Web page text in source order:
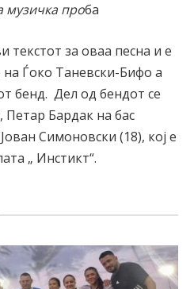
музичка проба
за оваа песна и е
Ѓоко Таневски-Бифо а
бенд. Дел од бендот се
Петар Бардак на бас
Симоновски (18), кој е
„ Инстикт“.